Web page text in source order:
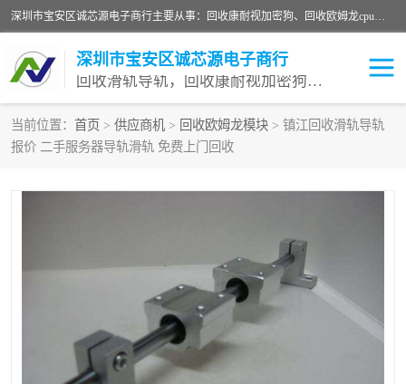
深圳市宝安区诚芯源电子商行主要从事：回收康耐视加密狗、回收欧姆龙cpu、回收欧姆龙模块等 一站式收购,能迅速便捷为客户消化库存、减少仓储、回笼资金，我们交易灵活方便，现金支付，价格优势合理，在业务方面赢得广大客户的一致好评 热情欢迎有库存需要处理的客户 请尽快联系我们
深圳市宝安区诚芯源电子商行
回收滑轨导轨，回收康耐视加密狗，回收欧姆龙PLC
当前位置： 首页 > 供应商机 > 回收欧姆龙模块 > 镇江回收滑轨导轨
报价 二手服务器导轨滑轨 免费上门回收
回收欧姆龙模块 回收康耐视加密狗